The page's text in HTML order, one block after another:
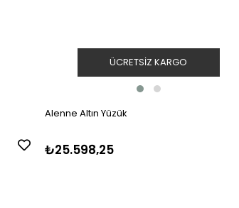
Alenne Altın Yüzük
₺25.598,25
ÜCRETSIZ KARGO